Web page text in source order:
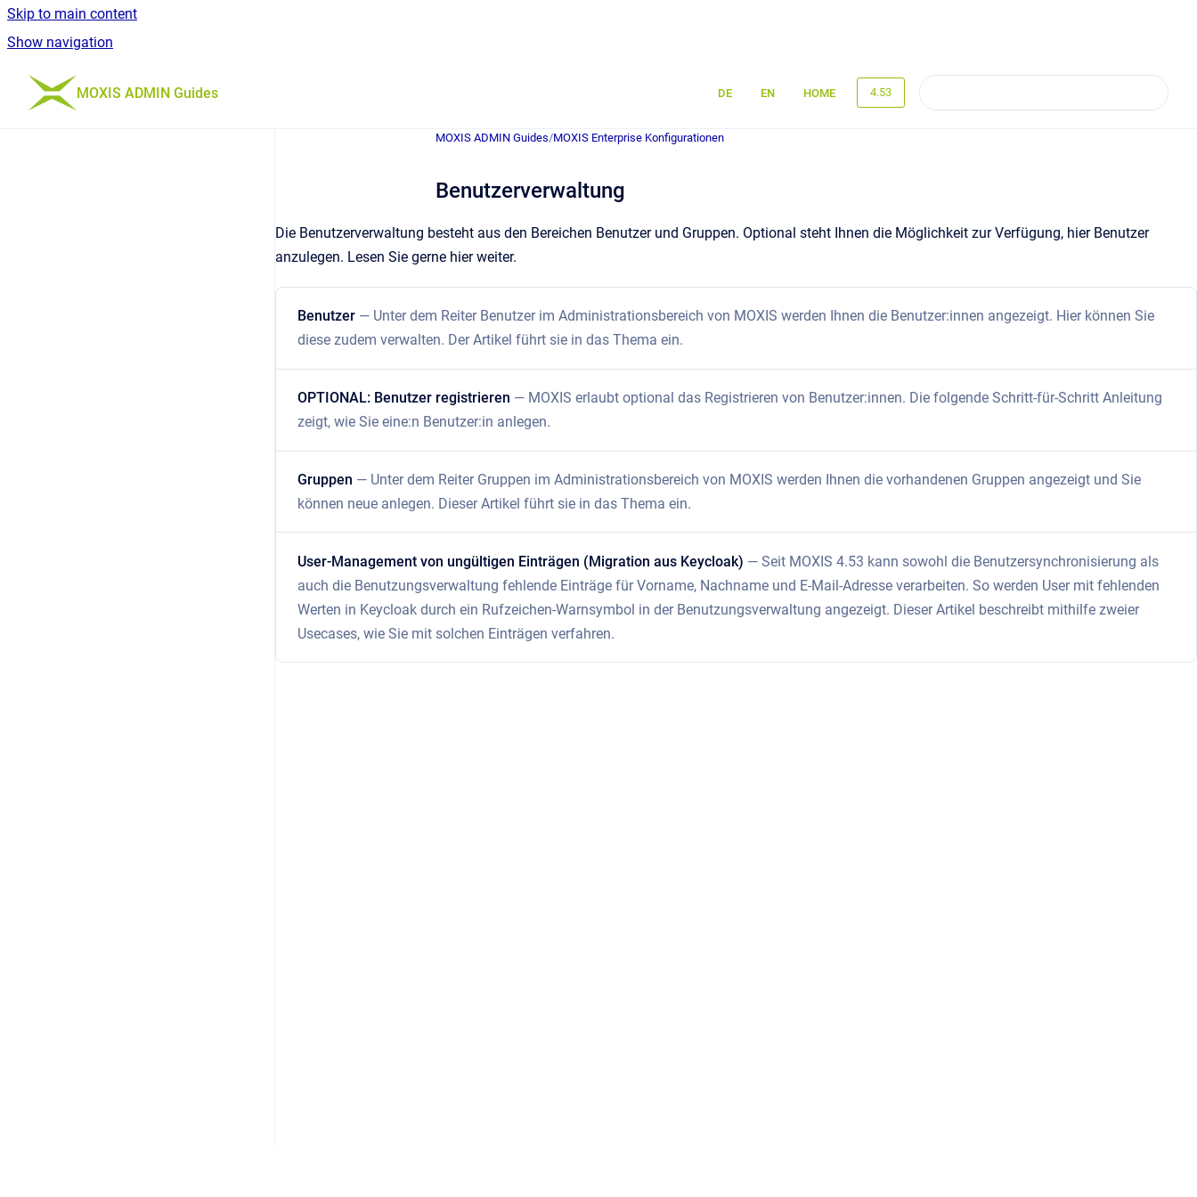
Skip to main content
Show navigation
Go to homepage
MOXIS ADMIN Guides DE EN HOME 4.53
MOXIS ADMIN Guides/MOXIS Enterprise Konfigurationen
Benutzerverwaltung
Die Benutzerverwaltung besteht aus den Bereichen Benutzer und Gruppen. Optional steht Ihnen die Möglichkeit zur Verfügung, hier Benutzer
anzulegen. Lesen Sie gerne hier weiter.
Benutzer — Unter dem Reiter Benutzer im Administrationsbereich von MOXIS werden Ihnen die Benutzer:innen angezeigt. Hier können Sie
diese zudem verwalten. Der Artikel führt sie in das Thema ein.
OPTIONAL: Benutzer registrieren — MOXIS erlaubt optional das Registrieren von Benutzer:innen. Die folgende Schritt-für-Schritt Anleitung
zeigt, wie Sie eine:n Benutzer:in anlegen.
Gruppen — Unter dem Reiter Gruppen im Administrationsbereich von MOXIS werden Ihnen die vorhandenen Gruppen angezeigt und Sie
können neue anlegen. Dieser Artikel führt sie in das Thema ein.
User-Management von ungültigen Einträgen (Migration aus Keycloak) — Seit MOXIS 4.53 kann sowohl die Benutzersynchronisierung als
auch die Benutzungsverwaltung fehlende Einträge für Vorname, Nachname und E-Mail-Adresse verarbeiten. So werden User mit fehlenden
Werten in Keycloak durch ein Rufzeichen-Warnsymbol in der Benutzungsverwaltung angezeigt. Dieser Artikel beschreibt mithilfe zweier
Usecases, wie Sie mit solchen Einträgen verfahren.